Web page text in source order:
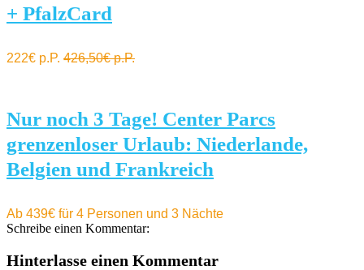
+ PfalzCard
222€ p.P. 426,50€ p.P.
Nur noch 3 Tage! Center Parcs
grenzenloser Urlaub: Niederlande,
Belgien und Frankreich
Ab 439€ für 4 Personen und 3 Nächte
Schreibe einen Kommentar:
Hinterlasse einen Kommentar